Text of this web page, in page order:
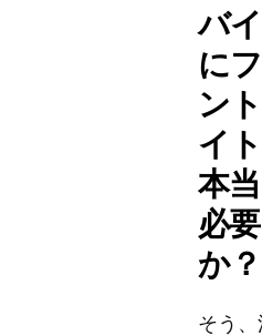
バ
に
ン
イ
本
必要
か？
そう